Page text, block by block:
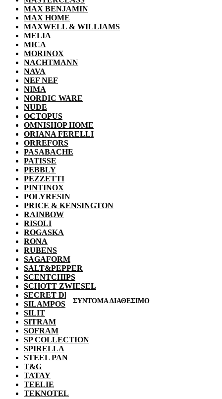
MAX BENJAMIN
MAX HOME
MAXWELL & WILLIAMS
MELIA
MICA
MORINOX
NACHTMANN
NAVA
NEF NEF
NIMA
NORDIC WARE
NUDE
OCTOPUS
OMNISHOP HOME
ORIANA FERELLI
ORREFORS
PASABACHE
PATISSE
PEBBLY
PEZZETTI
PINTINOX
POLYRESIN
PRICE & KENSINGTON
RAINBOW
RISOLI
ROGASKA
RONA
RUBENS
SAGAFORM
SALT&PEPPER
SCENTCHIPS
SCHOTT ZWIESEL
SECRET DE GOURMET
SILAMPOS
SILIT
SITRAM
SOFRAM
SP COLLECTION
SPIRELLA
STEEL PAN
T&G
TATAY
TEELIE
TEKNOTEL